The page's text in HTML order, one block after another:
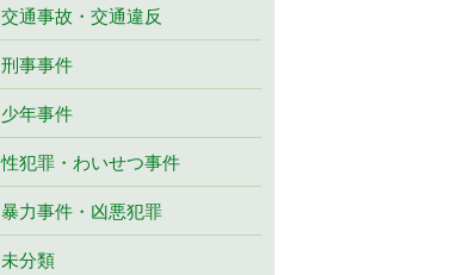
交通事故・交通違反
刑事事件
少年事件
性犯罪・わいせつ事件
暴力事件・凶悪犯罪
未分類